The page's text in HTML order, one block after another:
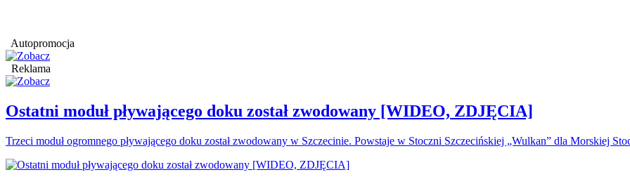
Autopromocja
Reklama
Ostatni moduł pływającego doku został zwodowany [WIDEO, ZDJĘCIA]
Trzeci moduł ogromnego pływającego doku został zwodowany w Szczecinie. Powstaje w Stoczni Szczecińskiej „Wulkan” dla Morskiej